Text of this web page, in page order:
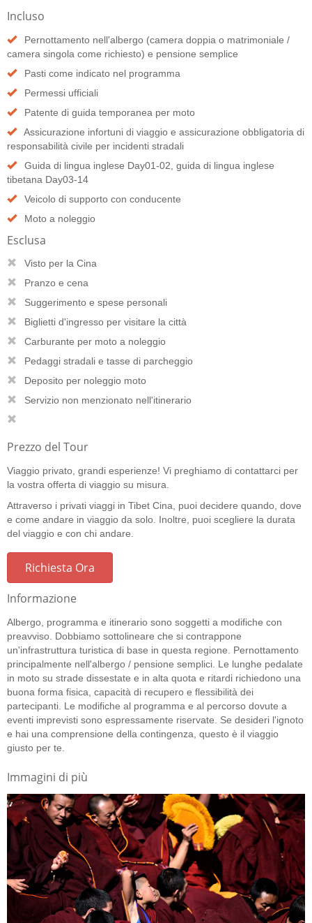
Incluso
Pernottamento nell'albergo (camera doppia o matrimoniale /
camera singola come richiesto) e pensione semplice
Pasti come indicato nel programma
Permessi ufficiali
Patente di guida temporanea per moto
Assicurazione infortuni di viaggio e assicurazione obbligatoria di
responsabilità civile per incidenti stradali
Guida di lingua inglese Day01-02, guida di lingua inglese
tibetana Day03-14
Veicolo di supporto con conducente
Moto a noleggio
Esclusa
Visto per la Cina
Pranzo e cena
Suggerimento e spese personali
Biglietti d'ingresso per visitare la città
Carburante per moto a noleggio
Pedaggi stradali e tasse di parcheggio
Deposito per noleggio moto
Servizio non menzionato nell'itinerario
Prezzo del Tour
Viaggio privato, grandi esperienze! Vi preghiamo di contattarci per
la vostra offerta di viaggio su misura.
Attraverso i privati viaggi in Tibet Cina, puoi decidere quando, dove
e come andare in viaggio da solo. Inoltre, puoi scegliere la durata
del viaggio e con chi andare.
Richiesta Ora
Informazione
Albergo, programma e itinerario sono soggetti a modifiche con
preavviso. Dobbiamo sottolineare che si contrappone
un'infrastruttura turistica di base in questa regione. Pernottamento
principalmente nell'albergo / pensione semplici. Le lunghe pedalate
in moto su strade dissestate e in alta quota e ritardi richiedono una
buona forma fisica, capacità di recupero e flessibilità dei
partecipanti. Le modifiche al programma e al percorso dovute a
eventi imprevisti sono espressamente riservate. Se desideri l'ignoto
e hai una comprensione della contingenza, questo è il viaggio
giusto per te.
Immagini di più